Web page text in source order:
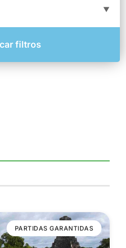
filtros
PARTIDAS GARANTIDAS